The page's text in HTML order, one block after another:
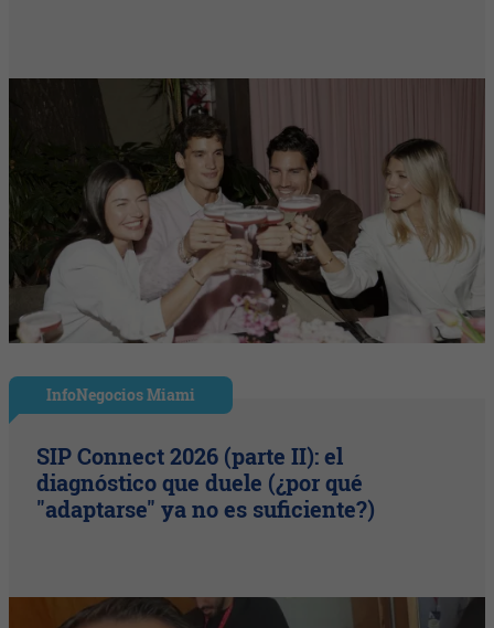
InfoNegocios Miami
SIP Connect 2026 (parte II): el
diagnóstico que duele (¿por qué
"adaptarse" ya no es suficiente?)